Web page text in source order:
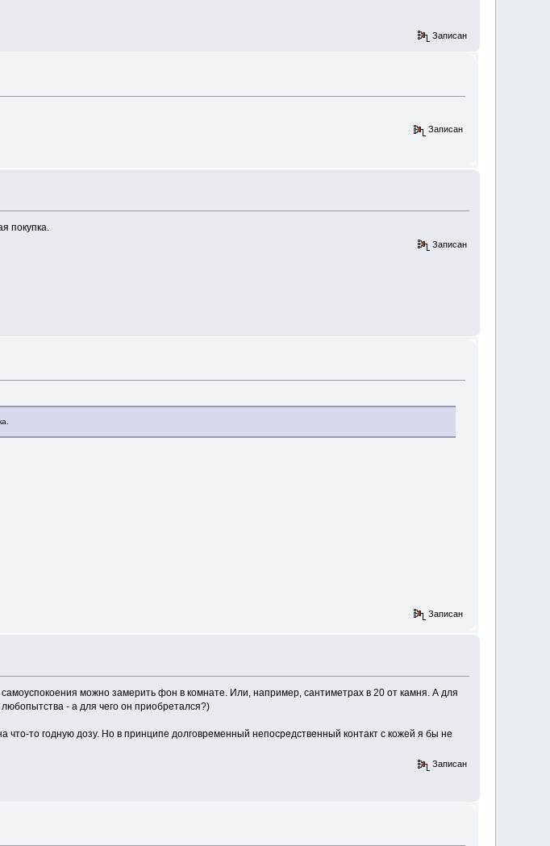
Записан
Записан
покупка.
Записан
Записан
можно замерить фон в комнате. Или, например, сантиметрах в 20 от камня. А для
- а для чего он приобретался?)
что-то годную дозу. Но в принципе долговременный непосредственный контакт с кожей я бы не
Записан